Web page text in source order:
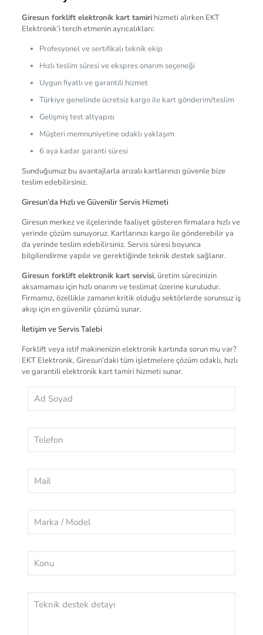
Giresun forklift elektronik kart tamirihizmeti alırken EKT
Elektronik’i tercih etmenin ayrıcalıkları:
Profesyonel ve sertifikalı teknik ekip
Hızlı teslim süresi ve ekspres onarım seçeneği
Uygun fiyatlı ve garantili hizmet
Türkiye genelinde ücretsiz kargo ile kart gönderim/teslim
Gelişmiş test altyapısı
Müşteri memnuniyetine odaklı yaklaşım
6 aya kadar garanti süresi
Sunduğumuz bu avantajlarla arızalı kartlarınızı güvenle bize
teslim edebilirsiniz.
Giresun’da Hızlı ve Güvenilir Servis Hizmeti
Giresun merkez ve ilçelerinde faaliyet gösteren firmalara hızlı ve
yerinde çözüm sunuyoruz. Kartlarınızı kargo ile gönderebilir ya
da yerinde teslim edebilirsiniz. Servis süresi boyunca
bilgilendirme yapılır ve gerektiğinde teknik destek sağlanır.
Giresun forklift elektronik kart servisi, üretim sürecinizin
aksamaması için hızlı onarım ve teslimat üzerine kuruludur.
Firmamız, özellikle zamanın kritik olduğu sektörlerde sorunsuz iş
akışı için en güvenilir çözümü sunar.
İletişim ve Servis Talebi
Forklift veya istif makinenizin elektronik kartında sorun mu var?
EKT Elektronik, Giresun’daki tüm işletmelere çözüm odaklı, hızlı
ve garantili elektronik kart tamiri hizmeti sunar.